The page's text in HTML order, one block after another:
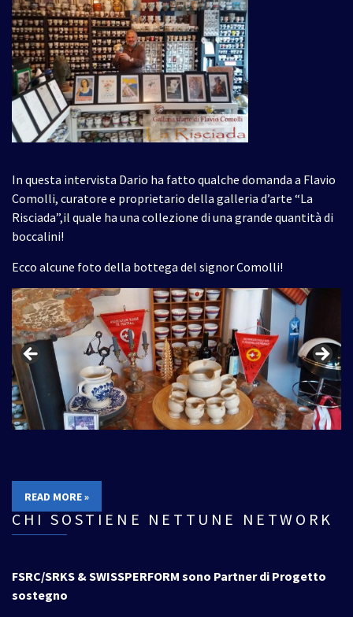
In questa intervista Dario ha fatto qualche domanda a Flavio
Comolli, curatore e proprietario della galleria d’arte “La
Risciada”,il quale ha una collezione di una grande quantità di
boccalini!
Ecco alcune foto della bottega del signor Comolli!
READ MORE »
CHI SOSTIENE NETTUNE NETWORK
FSRC/SRKS & SWISSPERFORM sono Partner di Progetto
sostegno